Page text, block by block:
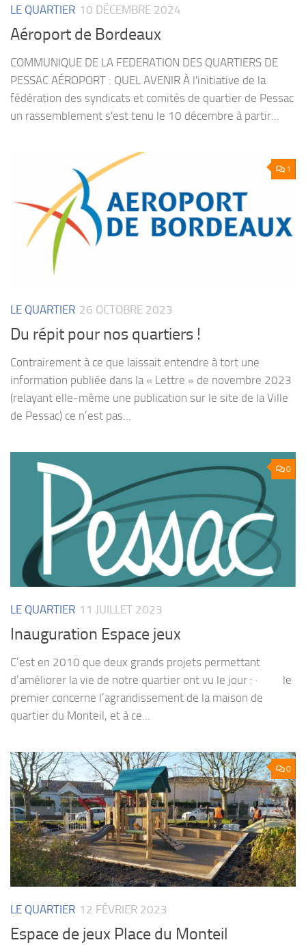
LE QUARTIER 10 DÉCEMBRE 2024
Aéroport de Bordeaux
COMMUNIQUE DE LA FEDERATION DES QUARTIERS DE
PESSAC AÉROPORT : QUEL AVENIR À l'initiative de la
fédération des syndicats et comités de quartier de Pessac
un rassemblement s'est tenu le 10 décembre à partir...
1
LE QUARTIER 26 OCTOBRE 2023
Du répit pour nos quartiers !
Contrairement à ce que laissait entendre à tort une
information publiée dans la « Lettre » de novembre 2023
(relayant elle-même une publication sur le site de la Ville
de Pessac) ce n’est pas...
0
LE QUARTIER 11 JUILLET 2023
Inauguration Espace jeux
C’est en 2010 que deux grands projets permettant
d’améliorer la vie de notre quartier ont vu le jour : · le
premier concerne l’agrandissement de la maison de
quartier du Monteil, et à ce...
0
LE QUARTIER 12 FÉVRIER 2023
Espace de jeux Place du Monteil